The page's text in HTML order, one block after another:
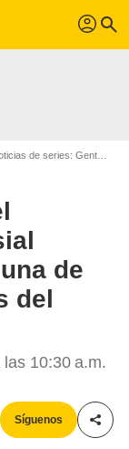
profil search
de series: Gente
de
del
10:30 a.m.
Síguenos